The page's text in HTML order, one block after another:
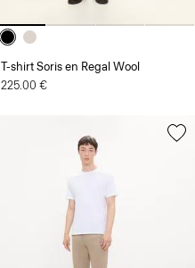
T-shirt Soris en Regal Wool
225.00 €